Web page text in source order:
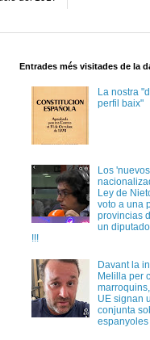
Entrades més visitades de la
La nostra
perfil baix"
Los
Ley de
voto a una
provincias
un
!!!
Davant la
Melilla per
UE signan
conjunta